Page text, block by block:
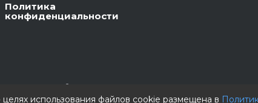
Политика
конфиденциальности
использования файлов cookie размещена в